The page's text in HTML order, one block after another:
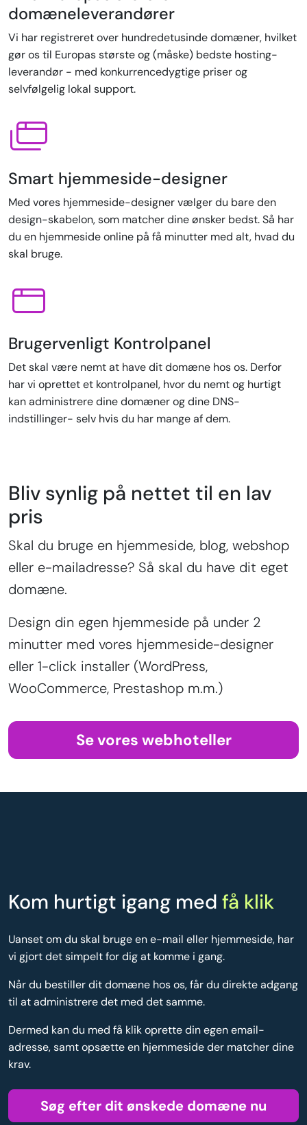
domæneleverandører
Vi har registreret over hundredetusinde domæner, hvilket
gør os til Europas største og (måske) bedste hosting-
leverandør - med konkurrencedygtige priser og
selvfølgelig lokal support.
Smart hjemmeside-designer
Med vores hjemmeside-designer vælger du bare den
design-skabelon, som matcher dine ønsker bedst. Så har
du en hjemmeside online på få minutter med alt, hvad du
skal bruge.
Brugervenligt Kontrolpanel
Det skal være nemt at have dit domæne hos os. Derfor
har vi oprettet et kontrolpanel, hvor du nemt og hurtigt
kan administrere dine domæner og dine DNS-
indstillinger- selv hvis du har mange af dem.
Bliv synlig på nettet til en lav
pris
Skal du bruge en hjemmeside, blog, webshop
eller e-mailadresse? Så skal du have dit eget
domæne.
Design din egen hjemmeside på under 2
minutter med vores hjemmeside-designer
eller 1-click installer (WordPress,
WooCommerce, Prestashop m.m.)
Se vores webhoteller
Kom hurtigt igang med få klik
Uanset om du skal bruge en e-mail eller hjemmeside, har
vi gjort det simpelt for dig at komme i gang.
Når du bestiller dit domæne hos os, får du direkte adgang
til at administrere det med det samme.
Dermed kan du med få klik oprette din egen email-
adresse, samt opsætte en hjemmeside der matcher dine
krav.
Søg efter dit ønskede domæne nu